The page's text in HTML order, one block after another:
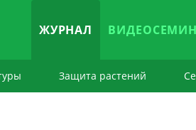
ЖУРНАЛ
Защита растений